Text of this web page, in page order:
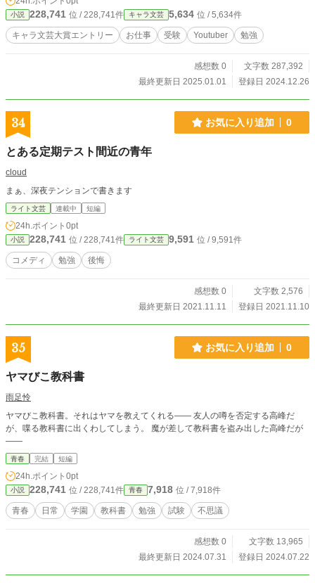
お仕事小説。 ⇒PDFで一括で読みたい！という方はこちらか
らどうぞ https://ashikamosei.booth.pm/items/6426280 ※ただ
いま続編を連載中です！ アラクネメンバーのその後を知り
たい方は是非に！ https://www.alphapolis.co.jp/novel/801433
小説 228,741 位 / 228,741件 キャラ文芸 5,634 位 / 5,634件
キャラ文芸大賞エントリー お仕事 受験 Youtuber 勉強
感想数 0
文字数 287,392
最終更新日 2025.01.01
登録日 2024.12.26
34 お気に入り追加 0
とある定期テスト間近の青年
cloud
まぁ、深夜テンションで書きます
ライト文芸 連載中 短編
24h.ポイント 0pt
小説 228,741 位 / 228,741件 ライト文芸 9,591 位 / 9,591件
コメディ 勉強 後悔
感想数 0
文字数 2,576
最終更新日 2021.11.11
登録日 2021.11.10
35 お気に入り追加 0
ヤマびこ教科書
雨足怜
ヤマびこ教科書。それはヤマを教えてくれる―― 友人の噂を否定する高峰だ
が、喋る教科書に出くわしてしまう。 魔が差して教科書を盗み出した高峰だが
――
青春 完結 短編
24h.ポイント 0pt
小説 228,741 位 / 228,741件 青春 7,918 位 / 7,918件
青春 日常 学園 教科書 勉強 試験 不思議
感想数 0
文字数 13,965
最終更新日 2024.07.31
登録日 2024.07.22